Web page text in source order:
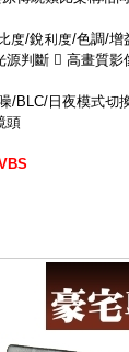
度/銳利度/色調/增
判斷  高畫質影
/BLC/日夜模式切
頭